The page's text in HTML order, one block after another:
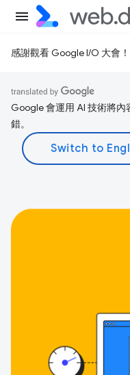
感謝觀看 Google I/O 大會！
Google 會運用 AI 技術將內
錯。